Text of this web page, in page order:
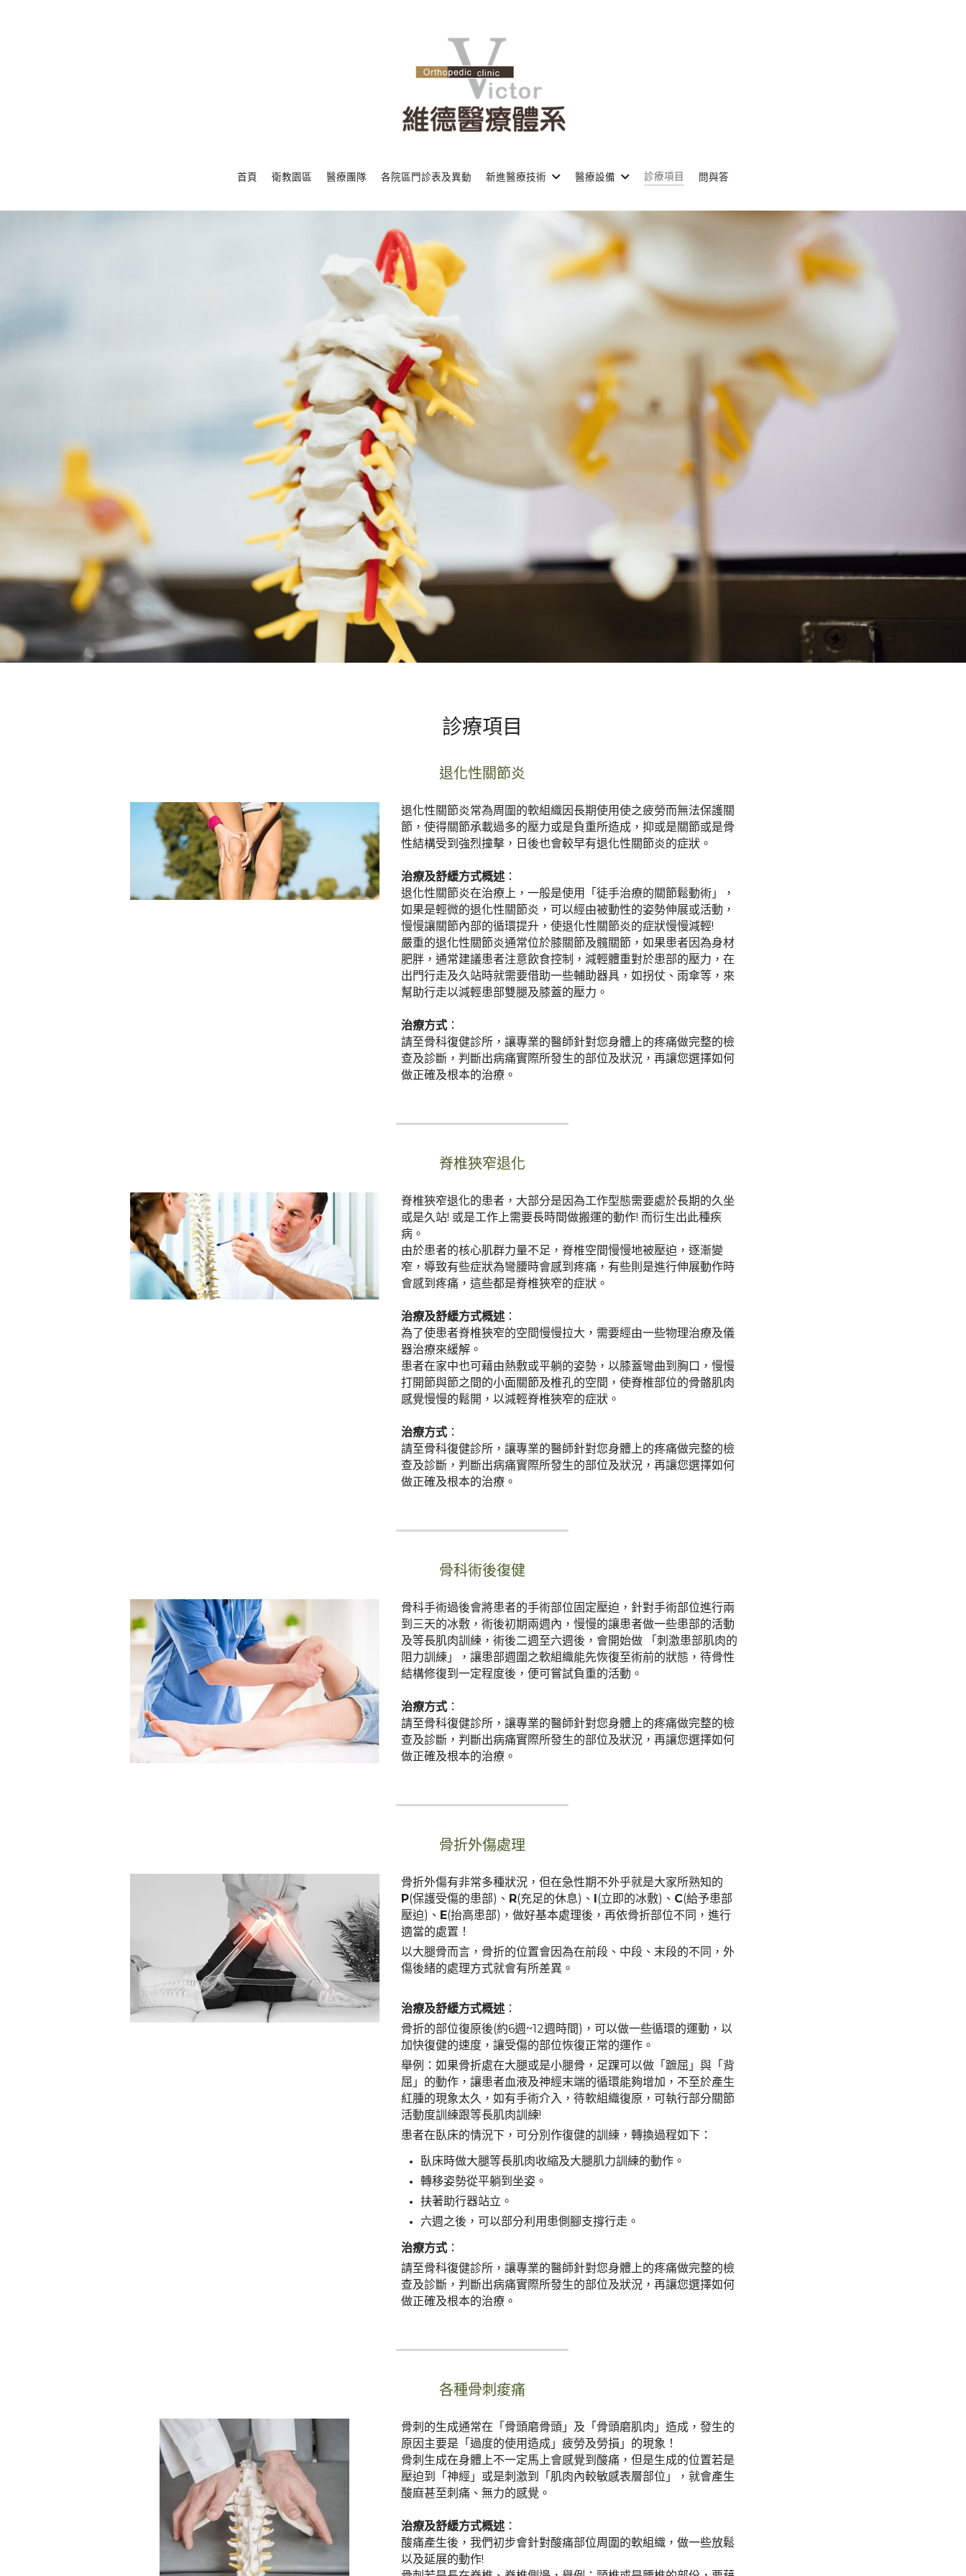
首頁 衛教園區 醫療團隊 各院區門診表及異動 新進醫療技術 醫療設備 診療項目 問與答
診療項目
退化性關節炎
退化性關節炎常為周圍的軟組織因長期使用使之疲勞而無法保護關
節，使得關節承載過多的壓力或是負重所造成，抑或是關節或是骨
性結構受到強烈撞擊，日後也會較早有退化性關節炎的症狀。
治療及舒緩方式概述：
退化性關節炎在治療上，一般是使用「徒手治療的關節鬆動術」，
如果是輕微的退化性關節炎，可以經由被動性的姿勢伸展或活動，
慢慢讓關節內部的循環提升，使退化性關節炎的症狀慢慢減輕!
嚴重的退化性關節炎通常位於膝關節及髖關節，如果患者因為身材
肥胖，通常建議患者注意飲食控制，減輕體重對於患部的壓力，在
出門行走及久站時就需要借助一些輔助器具，如拐仗、雨傘等，來
幫助行走以減輕患部雙腿及膝蓋的壓力。
治療方式：
請至骨科復健診所，讓專業的醫師針對您身體上的疼痛做完整的檢
查及診斷，判斷出病痛實際所發生的部位及狀況，再讓您選擇如何
做正確及根本的治療。
脊椎狹窄退化
脊椎狹窄退化的患者，大部分是因為工作型態需要處於長期的久坐
或是久站! 或是工作上需要長時間做搬運的動作! 而衍生出此種疾
病。
由於患者的核心肌群力量不足，脊椎空間慢慢地被壓迫，逐漸變
窄，導致有些症狀為彎腰時會感到疼痛，有些則是進行伸展動作時
會感到疼痛，這些都是脊椎狹窄的症狀。
治療及舒緩方式概述：
為了使患者脊椎狹窄的空間慢慢拉大，需要經由一些物理治療及儀
器治療來緩解。
患者在家中也可藉由熱敷或平躺的姿勢，以膝蓋彎曲到胸口，慢慢
打開節與節之間的小面關節及椎孔的空間，使脊椎部位的骨骼肌肉
感覺慢慢的鬆開，以減輕脊椎狹窄的症狀。
治療方式：
請至骨科復健診所，讓專業的醫師針對您身體上的疼痛做完整的檢
查及診斷，判斷出病痛實際所發生的部位及狀況，再讓您選擇如何
做正確及根本的治療。
骨科術後復健
骨科手術過後會將患者的手術部位固定壓迫，針對手術部位進行兩
到三天的冰敷，術後初期兩週內，慢慢的讓患者做一些患部的活動
及等長肌肉訓練，術後二週至六週後，會開始做 「刺激患部肌肉的
阻力訓練」，讓患部週圍之軟組織能先恢復至術前的狀態，待骨性
結構修復到一定程度後，便可嘗試負重的活動。
治療方式：
請至骨科復健診所，讓專業的醫師針對您身體上的疼痛做完整的檢
查及診斷，判斷出病痛實際所發生的部位及狀況，再讓您選擇如何
做正確及根本的治療。
骨折外傷處理
P(保護受傷的患部)、 R(充足的休息)、 I(立即的冰敷)、 C(給予患部
壓迫)、 E(抬高患部)，做好基本處理後，再依骨折部位不同，進行
適當的處置！
以大腿骨而言，骨折的位置會因為在前段、中段、末段的不同，外
傷後緒的處理方式就會有所差異。
治療及舒緩方式概述：
骨折的部位復原後(約6週~12週時間)，可以做一些循環的運動，以
加快復健的速度，讓受傷的部位恢復正常的運作。
舉例：如果骨折處在大腿或是小腿骨，足踝可以做「蹠屈」與「背
屈」的動作，讓患者血液及神經末端的循環能夠增加，不至於產生
紅腫的現象太久，如有手術介入，待軟組織復原，可執行部分關節
活動度訓練跟等長肌肉訓練!
患者在臥床的情況下，可分別作復健的訓練，轉換過程如下：
臥床時做大腿等長肌肉收縮及大腿肌力訓練的動作。
轉移姿勢從平躺到坐姿。
扶著助行器站立。
六週之後，可以部分利用患側腳支撐行走。
治療方式：
請至骨科復健診所，讓專業的醫師針對您身體上的疼痛做完整的檢
查及診斷，判斷出病痛實際所發生的部位及狀況，再讓您選擇如何
做正確及根本的治療。
各種骨刺痠痛
骨刺的生成通常在「骨頭磨骨頭」及「骨頭磨肌肉」造成，發生的
原因主要是「過度的使用造成」疲勞及勞損」的現象！
骨刺生成在身體上不一定馬上會感覺到酸痛，但是生成的位置若是
壓迫到「神經」或是刺激到「肌肉內較敏感表層部位」，就會產生
酸麻甚至刺痛、無力的感覺。
治療及舒緩方式概述：
酸痛產生後，我們初步會針對酸痛部位周圍的軟組織，做一些放鬆
以及延展的動作!